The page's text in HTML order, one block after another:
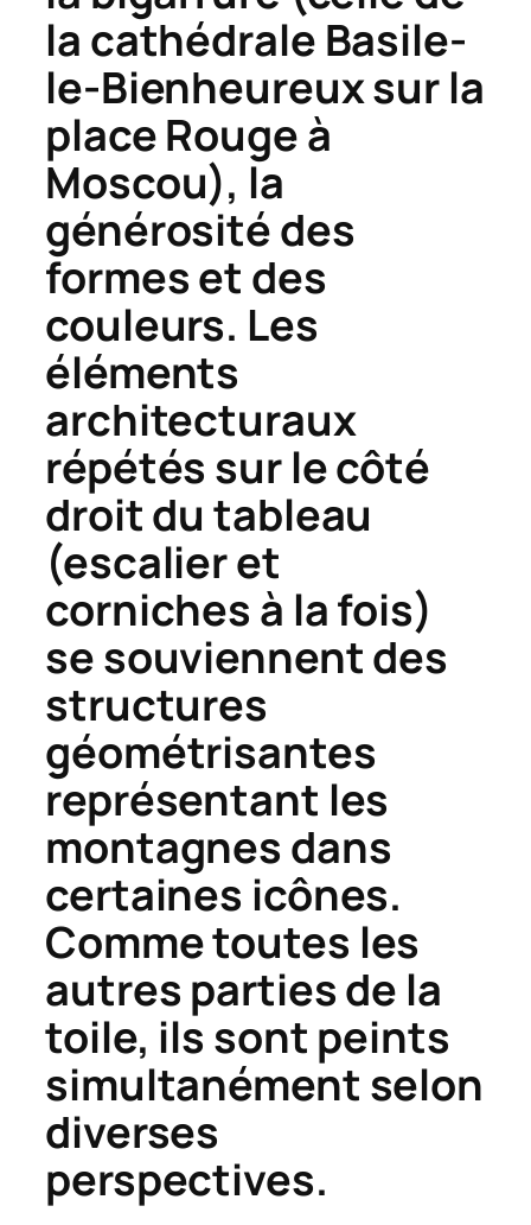
la cathédrale Basile-
le-Bienheureux sur la
place Rouge à
Moscou), la
générosité des
formes et des
couleurs. Les
éléments
architecturaux
répétés sur le côté
droit du tableau
(escalier et
corniches à la fois)
se souviennent des
structures
géométrisantes
représentant les
montagnes dans
certaines icônes.
Comme toutes les
autres parties de la
toile, ils sont peints
simultanément selon
diverses
perspectives.